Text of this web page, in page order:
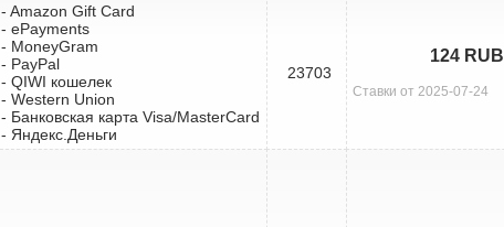
- Amazon Gift Card
- ePayments
- MoneyGram
- PayPal
- QIWI кошелек
- Western Union
- Банковская карта Visa/MasterCard
- Яндекс.Деньги
23703
124 RUB
Ставки от 2025-07-24